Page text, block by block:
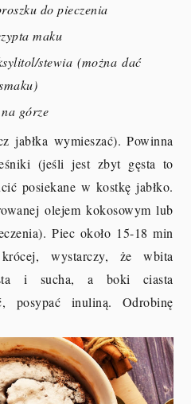
do pieczenia
maku
stewia (można dać
górze
jabłka wymieszać). Powinna
(jeśli jest zbyt gęsta to
posiekane w kostkę jabłko.
olejem kokosowym lub
Piec około 15-18 min
wystarczy, że wbita
i sucha, a boki ciasta
posypać inuliną. Odrobinę